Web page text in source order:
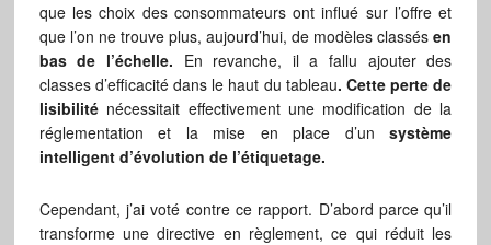
que les choix des consommateurs ont influé sur l’offre et
que l’on ne trouve plus, aujourd’hui, de modèles classésen
bas de l’échelle. En revanche, il a fallu ajouter des
classes d’efficacité dans le haut du tableau. Cette perte de
lisibiliténécessitait effectivement une modification de la
réglementation et la mise en place d’un système
intelligent d’évolution de l’étiquetage.
Cependant, j’ai voté contre ce rapport. D’abord parce qu’il
transforme une directive en règlement, ce qui réduit les